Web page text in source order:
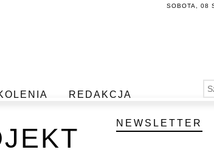
SOBOTA, 08
REDAKCJA
NEWSLETTER